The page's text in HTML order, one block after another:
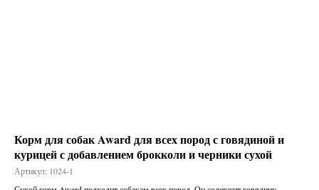
Корм для собак Award для всех пород с говядиной и
курицей с добавлением брокколи и черники сухой
Артикул: 1024-1